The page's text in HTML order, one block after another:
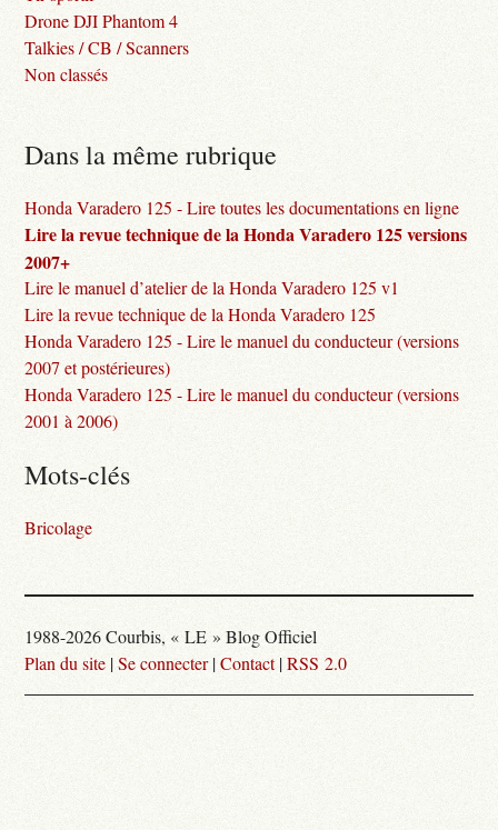
Drone DJI Phantom 4
Talkies / CB / Scanners
Non classés
Dans la même rubrique
Honda Varadero 125 - Lire toutes les documentations en ligne
Lire la revue technique de la Honda Varadero 125 versions
2007+
Lire le manuel d’atelier de la Honda Varadero 125 v1
Lire la revue technique de la Honda Varadero 125
Honda Varadero 125 - Lire le manuel du conducteur (versions
2007 et postérieures)
Honda Varadero 125 - Lire le manuel du conducteur (versions
2001 à 2006)
Mots-clés
Bricolage
1988-2026 Courbis, « LE » Blog Officiel
Plan du site |Se connecter|Contact|RSS 2.0